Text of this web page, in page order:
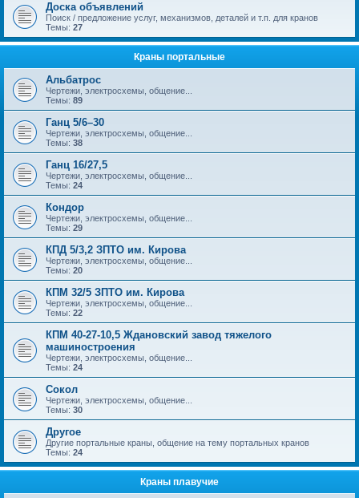
Доска объявлений
Поиск / предложение услуг, механизмов, деталей и т.п. для кранов
Темы: 27
Краны портальные
Альбатрос
Чертежи, электросхемы, общение...
Темы: 89
Ганц 5/6–30
Чертежи, электросхемы, общение...
Темы: 38
Ганц 16/27,5
Чертежи, электросхемы, общение...
Темы: 24
Кондор
Чертежи, электросхемы, общение...
Темы: 29
КПД 5/3,2 ЗПТО им. Кирова
Чертежи, электросхемы, общение...
Темы: 20
КПМ 32/5 ЗПТО им. Кирова
Чертежи, электросхемы, общение...
Темы: 22
КПМ 40-27-10,5 Ждановский завод тяжелого
машиностроения
Чертежи, электросхемы, общение...
Темы: 24
Сокол
Чертежи, электросхемы, общение...
Темы: 30
Другое
Другие портальные краны, общение на тему портальных кранов
Темы: 24
Краны плавучие